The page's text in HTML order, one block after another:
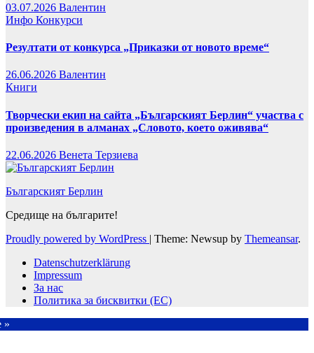
03.07.2026 Валентин
Инфо Конкурси
Резултати от конкурса „Приказки от новото време“
26.06.2026 Валентин
Книги
Творчески екип на сайта „Българският Берлин“ участва с
произведения в алманах „Словото, което оживява“
22.06.2026 Венета Терзиева
Българският Берлин
Средище на българите!
Proudly powered by WordPress | Theme: Newsup by Themeansar.
Datenschutzerklärung
Impressum
За нас
Политика за бисквитки (ЕС)
»